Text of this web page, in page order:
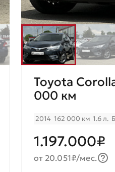
Toyota
000 км
2014 162 000 км 1.6 л.
1.197.000₽
от 20.051₽/мес.